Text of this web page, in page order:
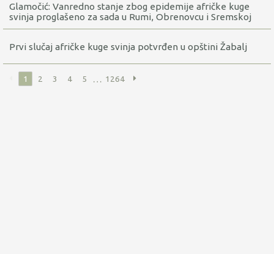
Glamočić: Vanredno stanje zbog epidemije afričke kuge
svinja proglašeno za sada u Rumi, Obrenovcu i Sremskoj
Mitrovici
Prvi slučaj afričke kuge svinja potvrđen u opštini Žabalj
1 2 3 4 5 … 1264